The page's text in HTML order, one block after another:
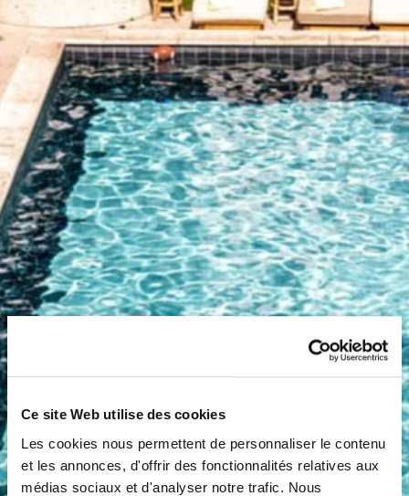
Ce site Web utilise des cookies
Les cookies nous permettent de personnaliser le contenu
et les annonces, d'offrir des fonctionnalités relatives aux
médias sociaux et d'analyser notre trafic. Nous